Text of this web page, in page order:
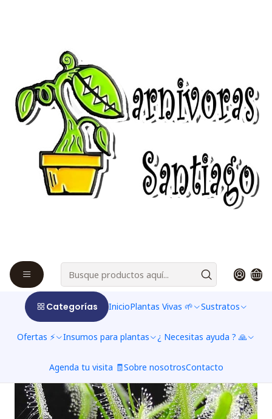
Categorías InicioPlantas Vivas 🌱 Sustratos
Ofertas ⚡ Insumos para plantas ¿ Necesitas ayuda ? 🙏
Agenda tu visita 🧾Sobre nosotrosContacto